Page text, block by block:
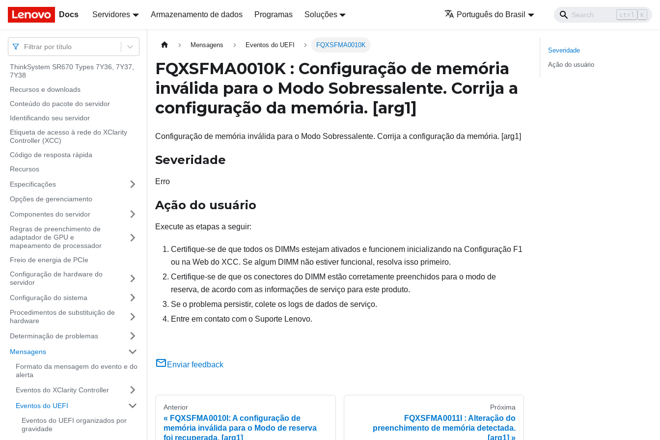
Docs Servidores Armazenamento de dados Programas Soluções Português do Brasil ctrl K
Docs
Filtrar por título
ThinkSystem SR670 Types 7Y36, 7Y37,
7Y38
Recursos e downloads
Conteúdo do pacote do servidor
Identificando seu servidor
Etiqueta de acesso à rede do XClarity
Controller (XCC)
Código de resposta rápida
Recursos
Especificações
Opções de gerenciamento
Componentes do servidor
Regras de preenchimento de
adaptador de GPU e
mapeamento de processador
Freio de energia de PCIe
Configuração de hardware do
servidor
Configuração do sistema
Procedimentos de substituição de
hardware
Determinação de problemas
Mensagens
Formato da mensagem do evento e do
alerta
Eventos do XClarity Controller
Eventos do UEFI
Eventos do UEFI organizados por
gravidade
Mensagens Eventos do UEFI FQXSFMA0010K
FQXSFMA0010K : Configuração de memória
inválida para o Modo Sobressalente. Corrija a
configuração da memória. [arg1]
Configuração de memória inválida para o Modo Sobressalente. Corrija a configuração da memória. [arg1]
Severidade
Erro
Ação do usuário
Execute as etapas a seguir:
Certifique-se de que todos os DIMMs estejam ativados e funcionem inicializando na Configuração F1
ou na Web do XCC. Se algum DIMM não estiver funcional, resolva isso primeiro.
Certifique-se de que os conectores do DIMM estão corretamente preenchidos para o modo de
reserva, de acordo com as informações de serviço para este produto.
Se o problema persistir, colete os logs de dados de serviço.
Entre em contato com o Suporte Lenovo.
Enviar feedback
Anterior
FQXSFMA0010I: A configuração de
memória inválida para o Modo de reserva
foi recuperada. [arg1]
Próxima
FQXSFMA0011I : Alteração do
preenchimento de memória detectada.
[arg1]
Severidade
Ação do usuário